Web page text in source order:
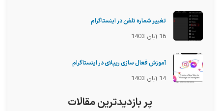
تغییر شماره تلفن در اینستاگرام
16 آبان 1403
آموزش فعال سازی ریپلای در اینستاگرام
14 آبان 1403
پر بازدیدترین مقالات